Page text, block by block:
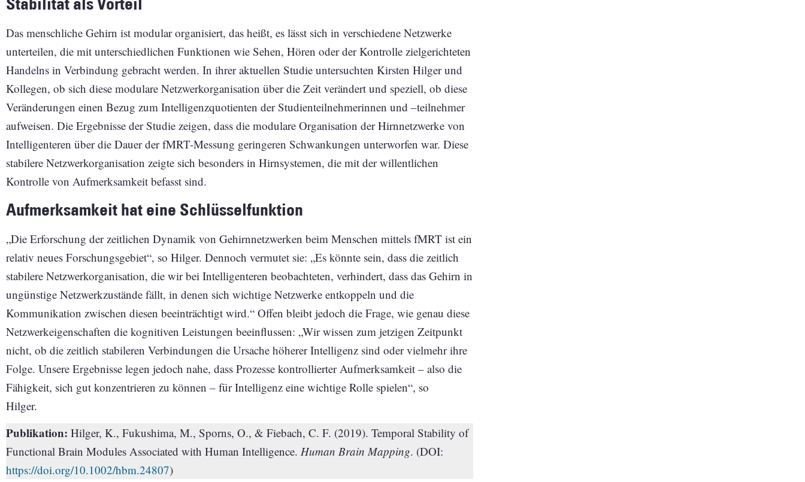
Das menschliche Gehirn ist modular organisiert, das heißt, es lässt sich in verschiedene Netzwerke
unterteilen, die mit unterschiedlichen Funktionen wie Sehen, Hören oder der Kontrolle zielgerichteten
Handelns in Verbindung gebracht werden. In ihrer aktuellen Studie untersuchten Kirsten Hilger und
Kollegen, ob sich diese modulare Netzwerkorganisation über die Zeit verändert und speziell, ob diese
Veränderungen einen Bezug zum Intelligenzquotienten der Studienteilnehmerinnen und –teilnehmer
aufweisen. Die Ergebnisse der Studie zeigen, dass die modulare Organisation der Hirnnetzwerke von
Intelligenteren über die Dauer der fMRT-Messung geringeren Schwankungen unterworfen war. Diese
stabilere Netzwerkorganisation zeigte sich besonders in Hirnsystemen, die mit der willentlichen
Kontrolle von Aufmerksamkeit befasst sind.
Aufmerksamkeit hat eine Schlüsselfunktion
„Die Erforschung der zeitlichen Dynamik von Gehirnnetzwerken beim Menschen mittels fMRT ist ein
relativ neues Forschungsgebiet“, so Hilger. Dennoch vermutet sie: „Es könnte sein, dass die zeitlich
stabilere Netzwerkorganisation, die wir bei Intelligenteren beobachteten, verhindert, dass das Gehirn in
ungünstige Netzwerkzustände fällt, in denen sich wichtige Netzwerke entkoppeln und die
Kommunikation zwischen diesen beeinträchtigt wird.“ Offen bleibt jedoch die Frage, wie genau diese
Netzwerkeigenschaften die kognitiven Leistungen beeinflussen: „Wir wissen zum jetzigen Zeitpunkt
nicht, ob die zeitlich stabileren Verbindungen die Ursache höherer Intelligenz sind oder vielmehr ihre
Folge. Unsere Ergebnisse legen jedoch nahe, dass Prozesse kontrollierter Aufmerksamkeit – also die
Fähigkeit, sich gut konzentrieren zu können – für Intelligenz eine wichtige Rolle spielen“, so
Hilger.
Publikation: Hilger, K., Fukushima, M., Sporns, O., & Fiebach, C. F. (2019). Temporal Stability of
Functional Brain Modules Associated with Human Intelligence. Human Brain Mapping. (DOI:
https://doi.org/10.1002/hbm.24807)